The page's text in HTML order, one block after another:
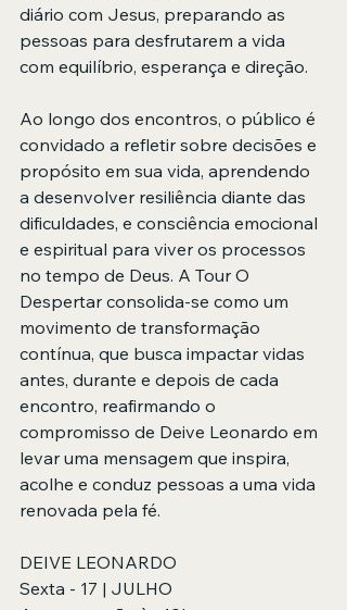
diário com Jesus, preparando as
pessoas para desfrutarem a vida
com equilíbrio, esperança e direção.
Ao longo dos encontros, o público é
convidado a refletir sobre decisões e
propósito em sua vida, aprendendo
a desenvolver resiliência diante das
dificuldades, e consciência emocional
e espiritual para viver os processos
no tempo de Deus. A Tour O
Despertar consolida-se como um
movimento de transformação
contínua, que busca impactar vidas
antes, durante e depois de cada
encontro, reafirmando o
compromisso de Deive Leonardo em
levar uma mensagem que inspira,
acolhe e conduz pessoas a uma vida
renovada pela fé.
DEIVE LEONARDO
Sexta - 17 | JULHO